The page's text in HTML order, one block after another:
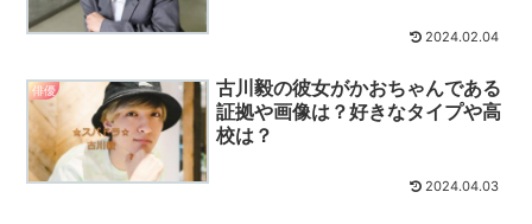
2024.02.04
俳優
古川毅の彼女がかおちゃんである
証拠や画像は？好きなタイプや高
校は？
2024.04.03